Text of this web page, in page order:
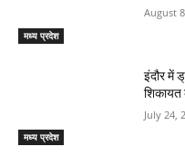
मध्य प्रदेश
August
मध्य प्रदेश
इंदौर में
शिकायत
July 24,